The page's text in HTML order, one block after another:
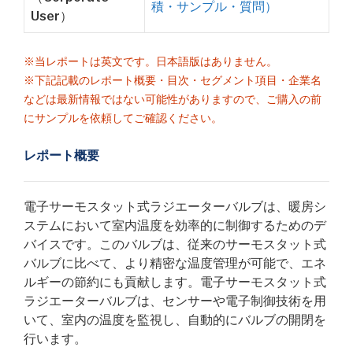
User）
積・サンプル・質問）
※当レポートは英文です。日本語版はありません。
※下記記載のレポート概要・目次・セグメント項目・企業名
などは最新情報ではない可能性がありますので、ご購入の前
にサンプルを依頼してご確認ください。
レポート概要
電子サーモスタット式ラジエーターバルブは、暖房シ
ステムにおいて室内温度を効率的に制御するためのデ
バイスです。このバルブは、従来のサーモスタット式
バルブに比べて、より精密な温度管理が可能で、エネ
ルギーの節約にも貢献します。電子サーモスタット式
ラジエーターバルブは、センサーや電子制御技術を用
いて、室内の温度を監視し、自動的にバルブの開閉を
行います。